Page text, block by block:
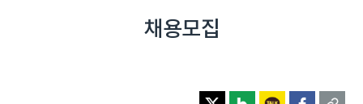
채용모집